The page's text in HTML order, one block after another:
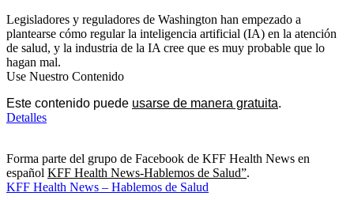
Legisladores y reguladores de Washington han empezado a
plantearse cómo regular la inteligencia artificial (IA) en la atención
de salud, y la industria de la IA cree que es muy probable que lo
hagan mal.
Use Nuestro Contenido
Este contenido puede usarse de manera gratuita.
Detalles
Forma parte del grupo de Facebook de KFF Health News en
español KFF Health News-Hablemos de Salud”.
KFF Health News – Hablemos de Salud